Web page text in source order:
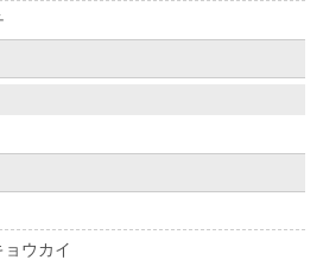
ウカイ